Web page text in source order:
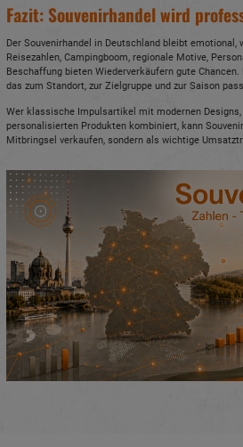
Fazit: Souvenirhandel wird
Der Souvenirhandel in Deutschland bleibt
Reisezahlen, Campingboom, regionale Motive,
Beschaffung bieten Wiederverkäufern gute
das zum Standort, zur Zielgruppe und zur Saison
Wer klassische Impulsartikel mit modernen
personalisierten Produkten kombiniert, kann
Mitbringsel verkaufen, sondern als wichtige